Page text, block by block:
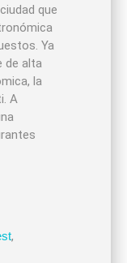
que
Ya
de alta
la
A
,